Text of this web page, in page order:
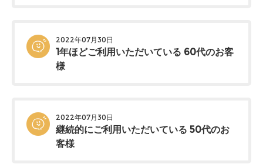
2022年07月30日
1年ほどご利用いただいている 60代のお客
様
2022年07月30日
継続的にご利用いただいている 50代のお
客様